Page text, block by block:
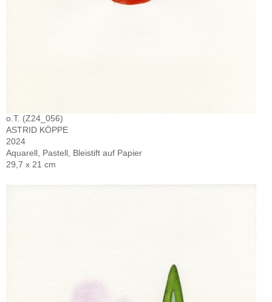
o.T. (Z24_056)
ASTRID KÖPPE
2024
Aquarell, Pastell, Bleistift auf Papier
29,7 x 21 cm